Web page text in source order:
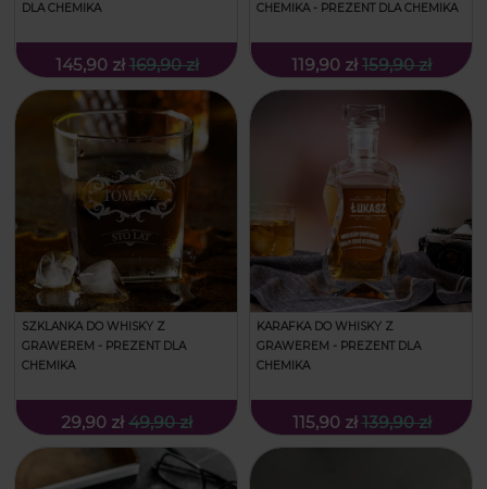
DLA CHEMIKA
145,90 zł 169,90 zł
CHEMIKA - PREZENT DLA CHEMIKA
119,90 zł 159,90 zł
SZKLANKA DO WHISKY Z
GRAWEREM - PREZENT DLA
CHEMIKA
29,90 zł 49,90 zł
KARAFKA DO WHISKY Z
GRAWEREM - PREZENT DLA
CHEMIKA
115,90 zł 139,90 zł